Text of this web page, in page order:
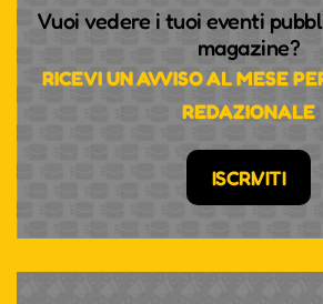
Vuoi vedere i tuoi eventi
magazine?
RICEVI UN AVVISO AL MESE
REDAZIONALE
ISCRIVITI